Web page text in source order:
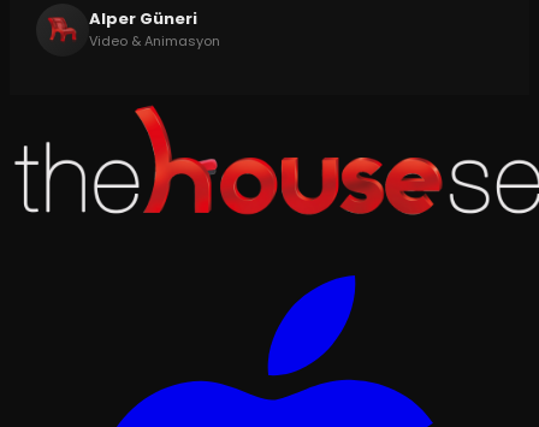
Alper Güneri
Video & Animasyon